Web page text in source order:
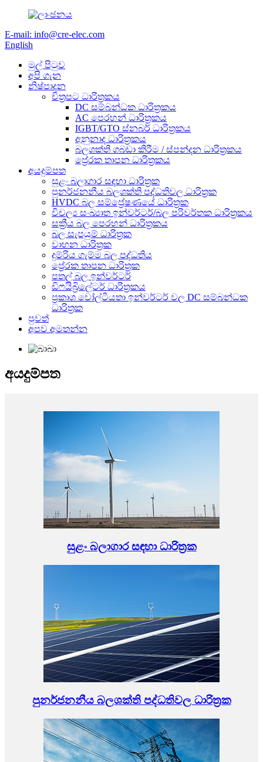
E-mail: info@cre-elec.com
English
මුල් පිටුව
අපි ගැන
නිෂ්පාදන
චිත්‍රපට ධාරිත්‍රකය
DC සම්බන්ධක ධාරිත්‍රකය
AC පෙරහන් ධාරිත්‍රකය
IGBT/GTO ස්නබර් ධාරිත්‍රකය
අනුනාද ධාරිත්‍රකය
බලශක්ති ගබඩා කිරීම / ස්පන්දන ධාරිත්‍රකය
ප්‍රේරක තාපන ධාරිත්‍රකය
අයදුම්පත
සුළං බලාගාර සඳහා ධාරිත්‍රක
පුනර්ජනනීය බලශක්ති පද්ධතිවල ධාරිත්‍රක
HVDC බල සම්ප්‍රේෂණයේ ධාරිත්‍රක
විචල්‍ය සංඛ්‍යාත ඉන්වර්ටර්/බල පරිවර්තක ධාරිත්‍රකය
සක්‍රීය බල පෙරහන් ධාරිත්‍රකය
බල සැපයුම් ධාරිත්‍රක
වාහන ධාරිත්‍රක
දුම්රිය ගැම්ම බල පද්ධතිය
ප්‍රේරක තාපන ධාරිත්‍රක
පතල් බල ඉන්වර්ටර්
ඩිෆයිබ්‍රිලේටර් ධාරිත්‍රකය
ප්‍රකාශ වෝල්ටීයතා ඉන්වර්ටර් වල DC සම්බන්ධක
ධාරිත්‍රක
පුවත්
අපව අමතන්න
අයදුම්පත
සුළං බලාගාර සඳහා ධාරිත්‍රක
පුනර්ජනනීය බලශක්ති පද්ධතිවල ධාරිත්‍රක